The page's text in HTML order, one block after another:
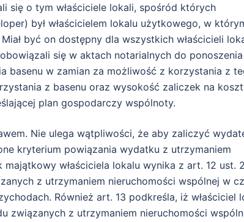
się o tym właściciele lokali, spośród których
był właścicielem lokalu użytkowego, w
być on dostępny dla wszystkich właścicieli
się w aktach notarialnych do ponoszenia
basenu w zamian za możliwość z korzystania z
z basenu oraz wysokość zaliczek na
plan gospodarczy wspólnoty.
Nie ulega wątpliwości, że aby zaliczyć
kryterium powiązania wydatku z utrzymaniem
właściciela lokalu wynika z art. 12 ust.
z utrzymaniem nieruchomości wspólnej w
Również art. 13 podkreśla, iż właściciel
związanych z utrzymaniem nieruchomości